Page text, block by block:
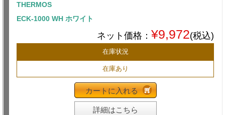
THERMOS
ECK-1000 WH ホワイト
ネット価格： ¥9,972(税込)
在庫状況
在庫あり
カートに入れる
詳細はこちら